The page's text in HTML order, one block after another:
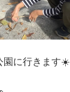
園に行きます☀️